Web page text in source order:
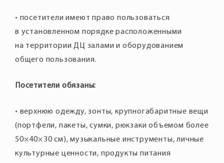
• посетители имеют право пользоваться
в установленном порядке расположенными
на территории ДЦ залами и оборудованием
общего пользования.
Посетители обязаны:
• верхнюю одежду, зонты, крупногабаритные вещи
(портфели, пакеты, сумки, рюкзаки объемом более
50×40×30 см), музыкальные инструменты, личные
культурные ценности, продукты питания